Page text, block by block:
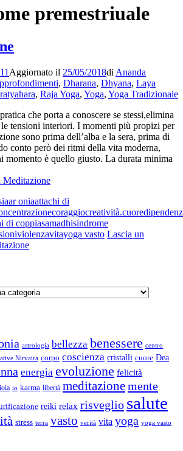
premestriuale
Aggiornato il 25/05/2018di Ananda
, Dharana, Dhyana, Laya
, Raja Yoga, Yoga, Yoga Tradizionale
che porta a conoscere se stessi,elimina
le tensioni interiori. I momenti più propizi per
sono prima dell’alba e la sera, prima di
conto però dei ritmi della vita moderna,
momento è quello giusto. La durata minima
Meditazione
ar oniaattachi di
coraggiocreatività.cuore
di coppiasamadhisindrome
violenzavitayoga vasto Lascia un
astrologia bellezza benessere centro
Nirvaira corpo coscienza cristalli cuore Dea
energia evoluzione felicità
io karma libertà meditazionemente
reiki relax risveglio salute
stress terra vasto verità vita yoga yoga vasto